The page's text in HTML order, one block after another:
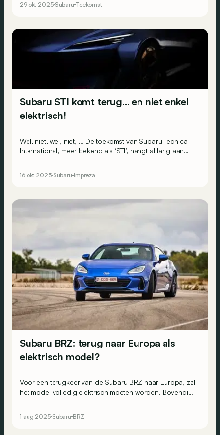
en ziet er zo goed als klaar uit…
29 okt 2025 Subaru Toekomst
Subaru STI komt terug… en niet enkel
elektrisch!
Wel, niet, wel, niet, … De toekomst van Subaru Tecnica
International, meer bekend als ‘STI’, hangt al lang aan
naar de Japan Mobility Show 2025…
16 okt 2025 Subaru Impreza
Subaru BRZ: terug naar Europa als
elektrisch model?
Voor een terugkeer van de Subaru BRZ naar Europa, zal
het model volledig elektrisch moeten worden. Bovendien
1 aug 2025 Subaru BRZ